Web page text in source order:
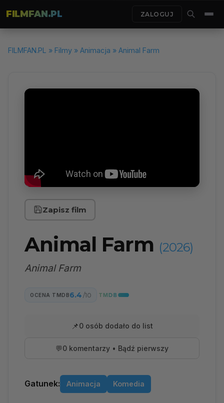
FILMFAN.PL ZALOGUJ
FILMFAN.PL » Filmy » Animacja » Animal Farm
Zapisz film
Animal Farm (2026)
Animal Farm
OCENA TMDB6.4 /10
📌0 osób dodało do list
💬0 komentarzy • Bądź pierwszy
Gatunek: Animacja Komedia